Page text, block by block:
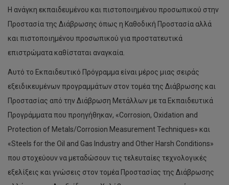
Η ανάγκη εκπαιδευμένου και πιστοποιημένου προσωπικού στην
Προστασία της Διάβρωσης όπως η Καθοδική Προστασία αλλά
και πιστοποιημένου προσωπικού για προστατευτικά
επιστρώματα καθίσταται αναγκαία.
Αυτό το Εκπαιδευτικό Πρόγραμμα είναι μέρος μιας σειράς
εξειδικευμένων προγραμμάτων στον τομέα της Διάβρωσης και
Προστασίας από την Διάβρωση Μετάλλων με τα Εκπαιδευτικά
Προγράμματα που προηγήθηκαν, «Corrosion, Oxidation and
Protection of Metals/Corrosion Measurement Techniques» και
«Steels for the Oil and Gas Industry and Other Harsh Conditions»
που στοχεύουν να μεταδώσουν τις τελευταίες τεχνολογικές
εξελίξεις και γνώσεις στον τομέα Προστασίας της Διάβρωσης